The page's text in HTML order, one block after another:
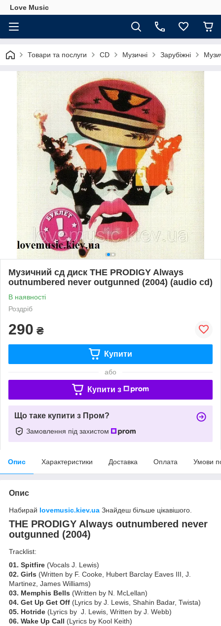
Love Music
Товари та послуги CD Музичні Зарубіжні
Музичний сд диск THE PRODIGY Always
outnumbered never outgunned (2004) (audio cd)
В наявності
Роздріб
290 ₴
Купити
або
Купити з
Що таке купити з Пром?
Замовлення під захистом
Опис Характеристики Доставка Оплата Умови
Опис
Набирай lovemusic.kiev.ua Знайдеш більше цікавішого.
THE PRODIGY Always outnumbered never
outgunned (2004)
Tracklist:
01. Spitfire (Vocals J. Lewis)
02. Girls (Written by F. Cooke, Hubert Barclay Eaves III, J.
Martinez, James Williams)
03. Memphis Bells (Written by N. McLellan)
04. Get Up Get Off (Lyrics by J. Lewis, Shahin Badar, Twista)
05. Hotride (Lyrics by J. Lewis, Written by J. Webb)
06. Wake Up Call (Lyrics by Kool Keith)